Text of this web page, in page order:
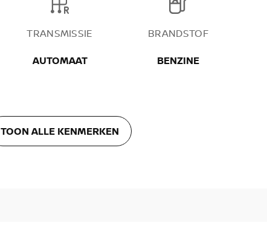
TRANSMISSIE
AUTOMAAT
BRANDSTOF
BENZINE
TOON ALLE KENMERKEN